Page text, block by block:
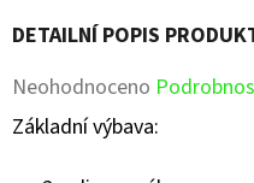
DETAILNÍ POPIS
Průměrné
hodnocení
Neohodnoceno
Základní výbava: